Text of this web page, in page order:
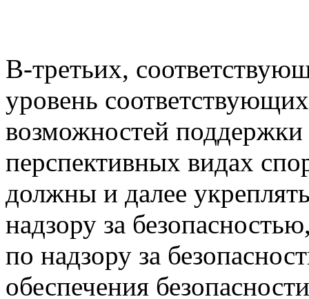
В-третьих,
уровень
возможностей
перспективных видах
должны и далее
надзору за
по надзору за
обеспечения